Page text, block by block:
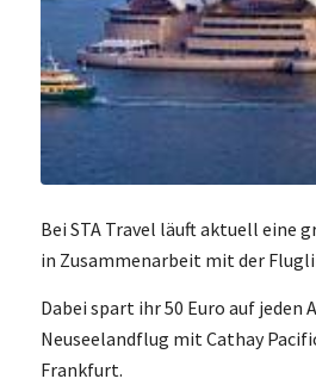
Bei STA Travel läuft aktuell eine
in Zusammenarbeit mit der
Dabei spart ihr 50 Euro auf jeden
Neuseelandflug mit Cathay
Frankfurt.